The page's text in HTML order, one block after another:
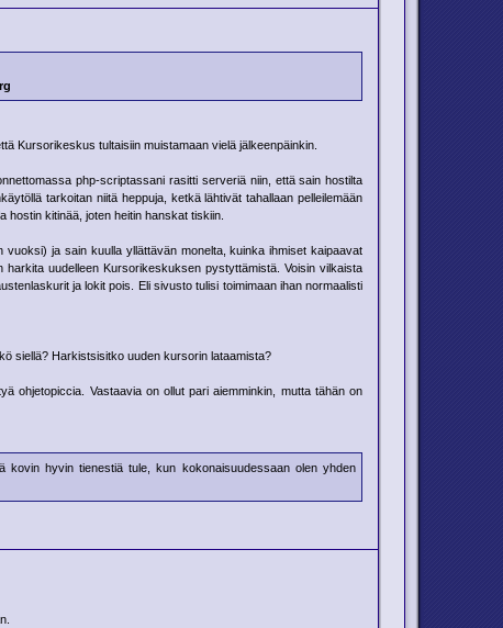
Kursorikeskus tultaisiin muistamaan vielä jälkeenpäinkin.
php-scriptassani rasitti serveriä niin, että sain hostilta
tarkoitan niitä heppuja, ketkä lähtivät tahallaan pelleilemään
kitinää, joten heitin hanskat tiskiin.
ja sain kuulla yllättävän monelta, kuinka ihmiset kaipaavat
uudelleen Kursorikeskuksen pystyttämistä. Voisin vilkaista
ja lokit pois. Eli sivusto tulisi toimimaan ihan normaalisti
siellä? Harkistsisitko uuden kursorin lataamista?
ohjetopiccia. Vastaavia on ollut pari aiemminkin, mutta tähän on
hyvin tienestiä tule, kun kokonaisuudessaan olen yhden